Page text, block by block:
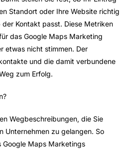
Standort oder Ihre Website richtig
Kontakt passt. Diese Metriken
das Google Maps Marketing
etwas nicht stimmen. Der
und die damit verbundene
zum Erfolg.
Wegbeschreibungen, die Sie
Unternehmen zu gelangen. So
Google Maps Marketings